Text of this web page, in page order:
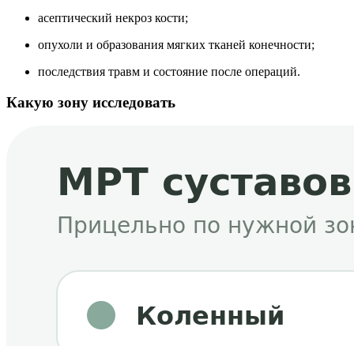
асептический некроз кости;
опухоли и образования мягких тканей конечности;
последствия травм и состояние после операций.
Какую зону исследовать